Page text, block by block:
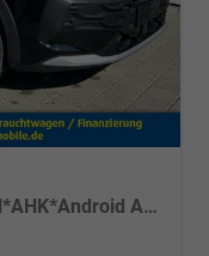
LIFE 1.5 eTSI DSG Neues Modell*AHK*Android Auto*SHZ*ACC*Kamera*5J Garantie*Klimaauto*